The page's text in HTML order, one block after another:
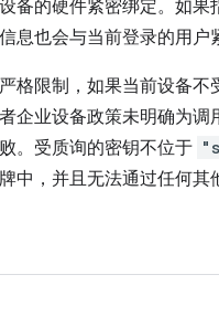
备的硬件紧密绑定。如果
息也会与当前登录的用户
格限制，如果当前设备不
企业设备政策未明确为调
。受质询的密钥不位于
中，并且无法通过任何其